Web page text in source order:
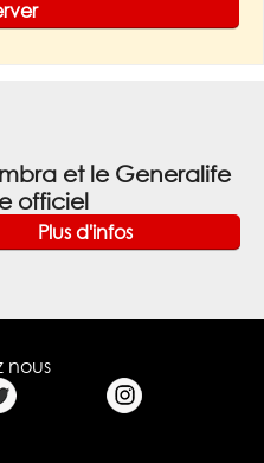
et le Generalife
officiel
Plus d'infos
nous